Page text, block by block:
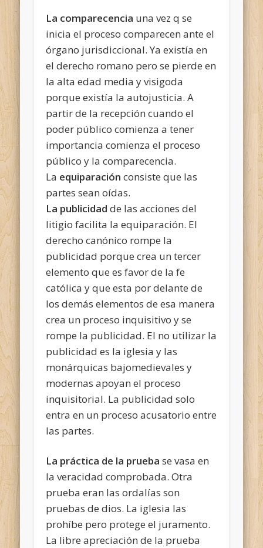
La comparecencia una vez q se
inicia el proceso comparecen ante el
órgano jurisdiccional. Ya existía en
elderecho romano pero se pierde en
la alta edad media y visigoda
porque existía la autojusticia. A
partir de la recepción cuando el
poder público comienza a tener
importancia comienza el proceso
público y la comparecencia.
La equiparación consiste que las
partes sean oídas.
La publicidad de las acciones del
litigio facilita la equiparación. El
derecho canónico rompe la
publicidad porque crea un tercer
elemento que es favor de la fe
católica y que esta por delante de
los demás elementos de esa manera
crea un proceso inquisitivo y se
rompe la publicidad. El no utilizar la
publicidad es la iglesia y las
monárquicas bajomedievales y
modernas apoyan el proceso
inquisitorial. La publicidad solo
entra en un proceso acusatorio entre
las partes.
La práctica de la prueba se vasa en
la veracidad comprobada. Otra
prueba eran las ordalías son
pruebas de dios. La iglesia las
prohíbe pero protege el juramento.
La libre apreciación de la prueba